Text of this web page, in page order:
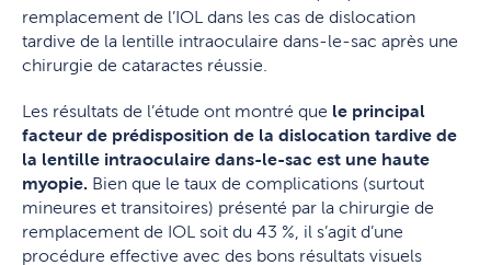
remplacement de l’IOL dans les cas de dislocation
tardive de la lentille intraoculaire dans-le-sac après une
chirurgie de cataractes réussie.
Les résultats de l’étude ont montré que le principal
facteur de prédisposition de la dislocation tardive de
la lentille intraoculaire dans-le-sac est une haute
myopie. Bien que le taux de complications (surtout
mineures et transitoires) présenté par la chirurgie de
remplacement de IOL soit du 43 %, il s’agit d’une
procédure effective avec des bons résultats visuels